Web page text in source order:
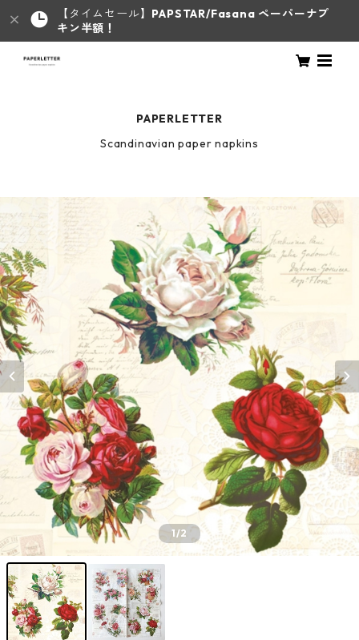
【タイムセール】 PAPSTAR/Fasana ペーパーナプ
キン半額！
PAPERLETTER
Scandinavian paper napkins
1/2